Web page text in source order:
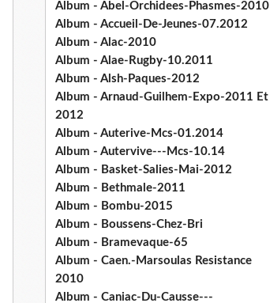
Album - Abel-Orchidees-Phasmes-2010
Album - Accueil-De-Jeunes-07.2012
Album - Alac-2010
Album - Alae-Rugby-10.2011
Album - Alsh-Paques-2012
Album - Arnaud-Guilhem-Expo-2011 Et
2012
Album - Auterive-Mcs-01.2014
Album - Autervive---Mcs-10.14
Album - Basket-Salies-Mai-2012
Album - Bethmale-2011
Album - Bombu-2015
Album - Boussens-Chez-Bri
Album - Bramevaque-65
Album - Caen.-Marsoulas Resistance
2010
Album - Caniac-Du-Causse---